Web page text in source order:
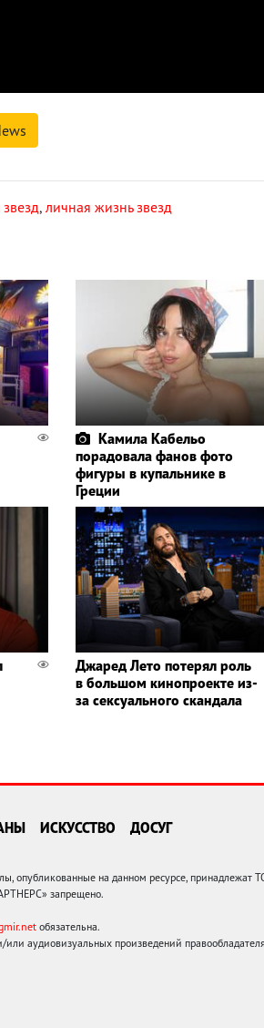
, личная жизнь звезд
Камила Кабельо
порадовала фанов фото
фигуры в купальнике в
Греции
Джаред Лето потерял роль
в большом кинопроекте из-
за сексуального скандала
ИСКУССТВО ДОСУГ
на данном ресурсе,
запрещено.
обязательна.
аудиовизуальных произведений